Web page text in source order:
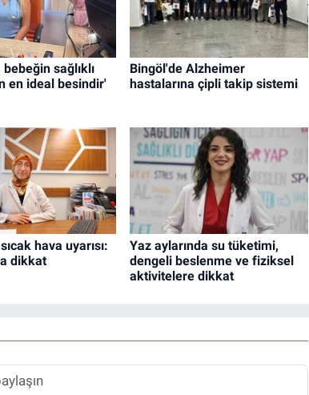
sağlıklı
en ideal besindir'
Bingöl'de Alzheimer
hastalarına çipli takip sistemi
hava uyarısı:
dikkat
Yaz aylarında su tüketimi,
dengeli beslenme ve fiziksel
aktivitelere dikkat